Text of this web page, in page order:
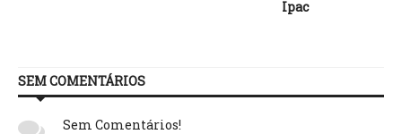
Ipac
SEM COMENTÁRIOS
Sem Comentários!